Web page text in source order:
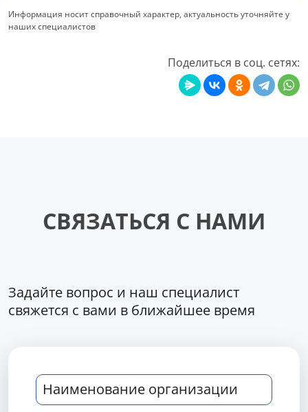
Информация носит справочный характер, актуальность уточняйте у
наших специалистов
Поделиться в соц. сетях:
СВЯЗАТЬСЯ С НАМИ
Задайте вопрос и наш специалист
свяжется с вами в ближайшее время